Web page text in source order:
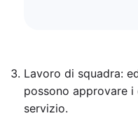
Lavoro di squadra:
possono approvare
servizio.